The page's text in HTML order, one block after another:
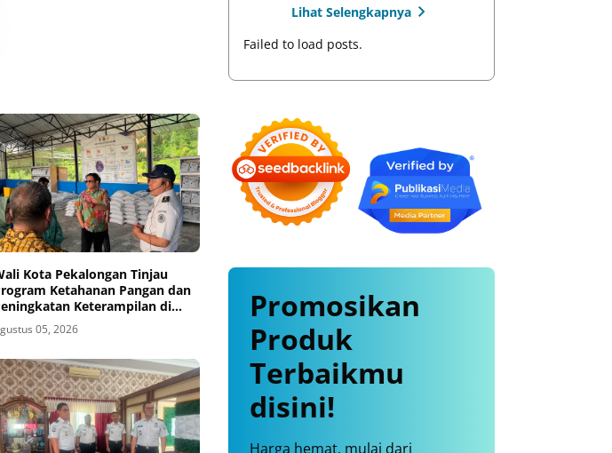
Kota Pekalongan Tinjau
Ketahanan Pangan dan
Keterampilan di
05, 2026
Lihat Selengkapnya
Failed to load posts.
Promosikan
Produk
Terbaikmu
disini!
Harga hemat, mulai dari